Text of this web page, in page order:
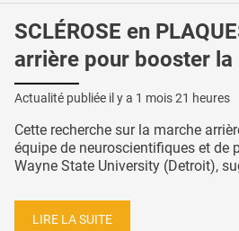
SCLÉROSE en
arrière pour booster
Actualité publiée il y a 1 mois 21 heures
Cette recherche sur la marche
équipe de neuroscientifiques et de
Wayne State University (Detroit),
LIRE LA SUITE